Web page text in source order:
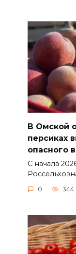
В Омской
персиках
опасного
С начала
0 344